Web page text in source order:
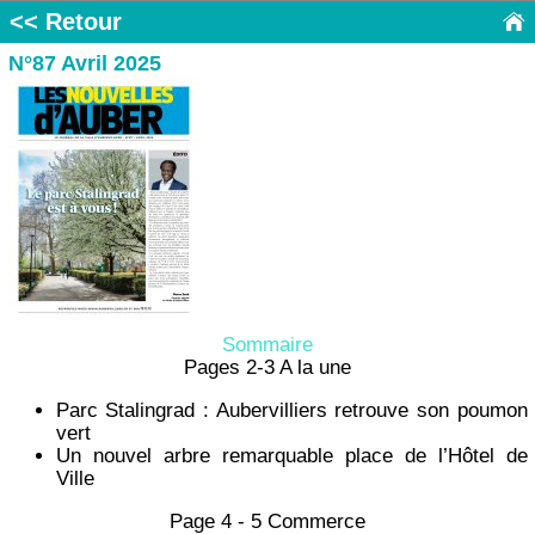
<< Retour
N°87 Avril 2025
Sommaire
Pages 2-3 A la une
Parc Stalingrad : Aubervilliers retrouve son poumon
vert
Un nouvel arbre remarquable place de l’Hôtel de
Ville
Page 4 - 5 Commerce